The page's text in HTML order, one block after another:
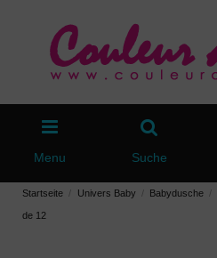
Menu Suche
Startseite Univers Baby Babydusche
de 12